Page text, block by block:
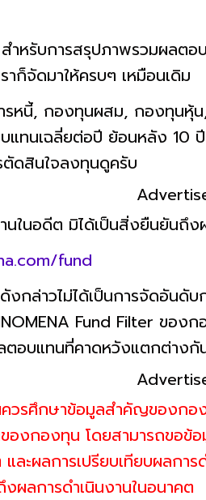
ำหรับการสรุปภาพรวมผลตอ
าก็จัดมาให้ครบๆ เหมือนเดิม
รหนี้, กองทุนผสม, กองทุนหุ้
แทนเฉลี่ยต่อปี ย้อนหลัง 10
ตัดสินใจลงทุนดูครับ
นในอดีต มิได้เป็นสิ่งยืนยันถึง
fund
งกล่าวไม่ได้เป็นการจัดอัน
Fund Filter ของ
ตอบแทนที่คาดหวังแตกต่างกั
วรศึกษาข้อมูลสำคัญของกอ
องกองทุน โดยสามารถขอ
และผลการเปรียบเทียบผลก
ผลการดำเนินงานในอนาคต